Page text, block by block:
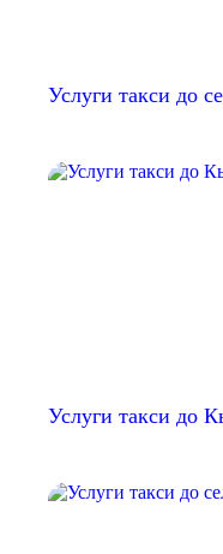
Услуги такси до
Услуги такси до